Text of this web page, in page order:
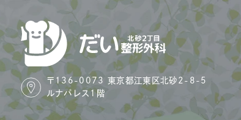
〒136-0073 東京都江東区北砂2-8-5
ルナパレス1階